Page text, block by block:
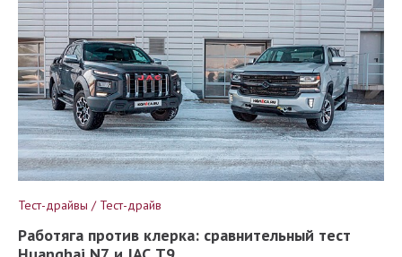
Тест-драйвы / Тест-драйв
Работяга против клерка: сравнительный тест